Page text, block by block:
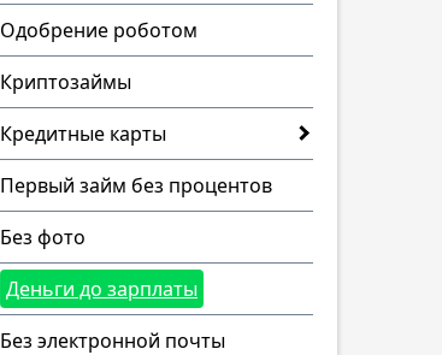
Одобрение роботом
Криптозаймы
Кредитные карты
Первый займ без процентов
Без фото
Деньги до зарплаты
Без электронной почты